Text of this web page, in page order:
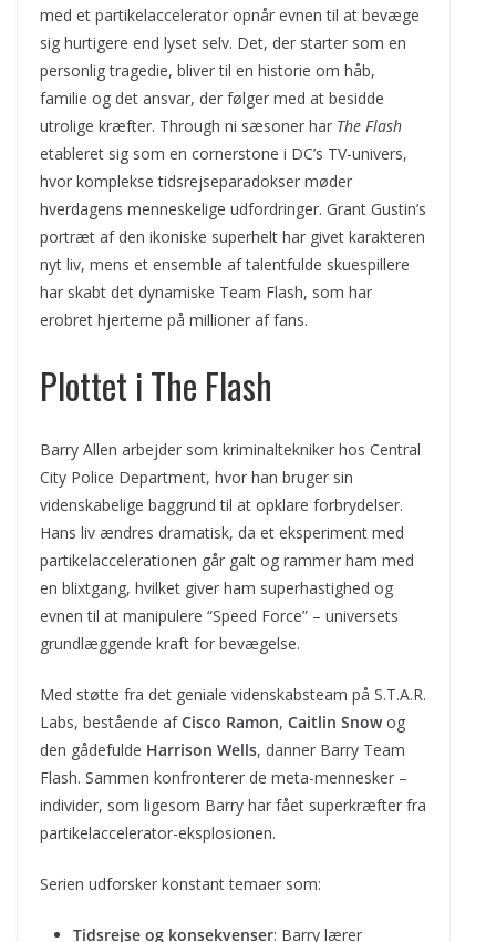
med et partikelaccelerator opnår evnen til at bevæge
sig hurtigere end lyset selv. Det, der starter som en
personlig tragedie, bliver til en historie om håb,
familie og det ansvar, der følger med at besidde
utrolige kræfter. Through ni sæsoner har The Flash
etableret sig som en cornerstone i DC’s TV-univers,
hvor komplekse tidsrejseparadokser møder
hverdagens menneskelige udfordringer. Grant Gustin’s
portræt af den ikoniske superhelt har givet karakteren
nyt liv, mens et ensemble af talentfulde skuespillere
har skabt det dynamiske Team Flash, som har
erobret hjerterne på millioner af fans.
Plottet i The Flash
Barry Allen arbejder som kriminaltekniker hos Central
City Police Department, hvor han bruger sin
videnskabelige baggrund til at opklare forbrydelser.
Hans liv ændres dramatisk, da et eksperiment med
partikelaccelerationen går galt og rammer ham med
en blixtgang, hvilket giver ham superhastighed og
evnen til at manipulere “Speed Force” – universets
grundlæggende kraft for bevægelse.
Med støtte fra det geniale videnskabsteam på S.T.A.R.
Labs, bestående afCisco Ramon, Caitlin Snowog
den gådefulde Harrison Wells, danner Barry Team
Flash. Sammen konfronterer de meta-mennesker –
individer, som ligesom Barry har fået superkræfter fra
partikelaccelerator-eksplosionen.
Serien udforsker konstant temaer som:
Tidsrejse og konsekvenser: Barry lærer